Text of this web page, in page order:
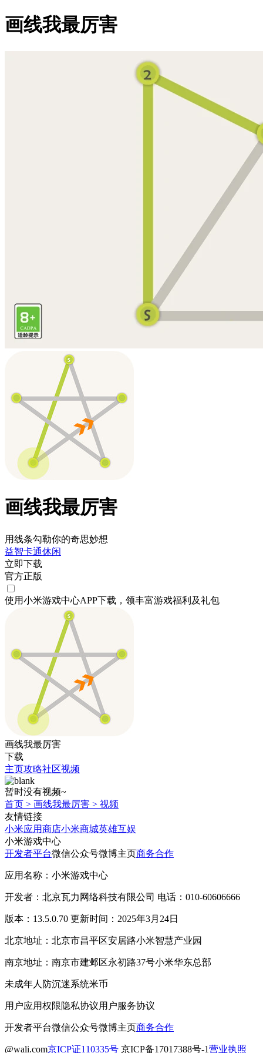
画线我最厉害
画线我最厉害
用线条勾勒你的奇思妙想
益智卡通休闲
立即下载
官方正版
使用小米游戏中心APP下载 ，领丰富游戏福利 及礼包
画线我最厉害
下载
主页攻略社区视频
暂时没有视频~
首页 > 画线我最厉害 > 视频
友情链接
小米应用商店小米商城英雄互娱
小米游戏中心
开发者平台微信公众号微博主页商务合作
应用名称：小米游戏中心
开发者：北京瓦力网络科技有限公司 电话：010-60606666
版本：13.5.0.70 更新时间：2025年3月24日
北京地址：北京市昌平区安居路小米智慧产业园
南京地址：南京市建邺区永初路37号小米华东总部
未成年人防沉迷系统米币
用户应用权限隐私协议用户服务协议
开发者平台微信公众号微博主页商务合作
@wali.com京ICP证110335号 京ICP备17017388号-1营业执照